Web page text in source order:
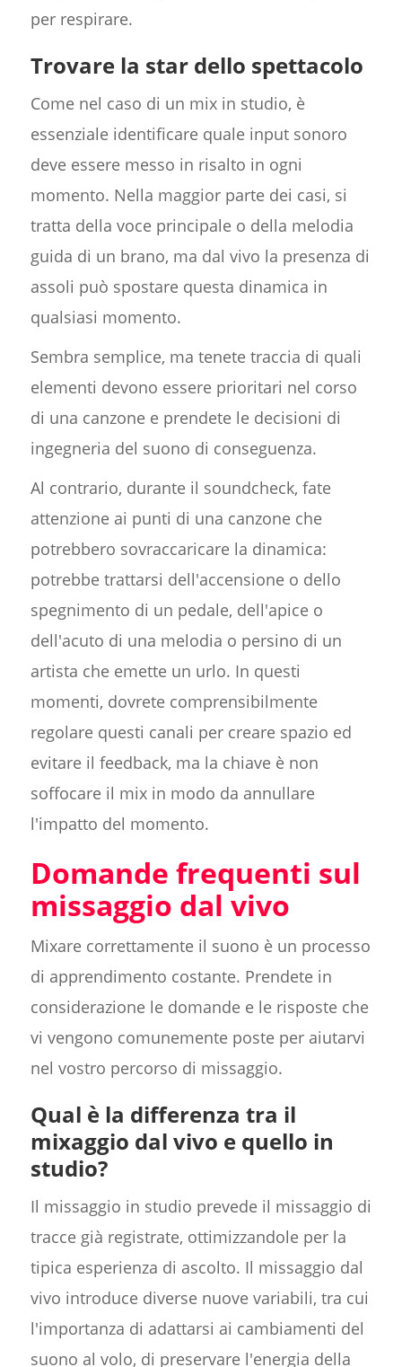
per respirare.
Trovare la star dello spettacolo
Come nel caso di un mix in studio, è
essenziale identificare quale input sonoro
deve essere messo in risalto in ogni
momento. Nella maggior parte dei casi, si
tratta della voce principale o della melodia
guida di un brano, ma dal vivo la presenza di
assoli può spostare questa dinamica in
qualsiasi momento.
Sembra semplice, ma tenete traccia di quali
elementi devono essere prioritari nel corso
di una canzone e prendete le decisioni di
ingegneria del suono di conseguenza.
Al contrario, durante il soundcheck, fate
attenzione ai punti di una canzone che
potrebbero sovraccaricare la dinamica:
potrebbe trattarsi dell'accensione o dello
spegnimento di un pedale, dell'apice o
dell'acuto di una melodia o persino di un
artista che emette un urlo. In questi
momenti, dovrete comprensibilmente
regolare questi canali per creare spazio ed
evitare il feedback, ma la chiave è non
soffocare il mix in modo da annullare
l'impatto del momento.
Domande frequenti sul
missaggio dal vivo
Mixare correttamente il suono è un processo
di apprendimento costante. Prendete in
considerazione le domande e le risposte che
vi vengono comunemente poste per aiutarvi
nel vostro percorso di missaggio.
Qual è la differenza tra il
mixaggio dal vivo e quello in
studio?
Il missaggio in studio prevede il missaggio di
tracce già registrate, ottimizzandole per la
tipica esperienza di ascolto. Il missaggio dal
vivo introduce diverse nuove variabili, tra cui
l'importanza di adattarsi ai cambiamenti del
suono al volo, di preservare l'energia della